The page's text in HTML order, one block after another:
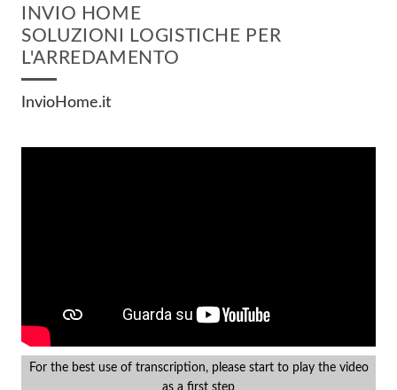
INVIO HOME
SOLUZIONI LOGISTICHE PER
L'ARREDAMENTO
InvioHome.it
For the best use of transcription, please start to play the video
as a first step